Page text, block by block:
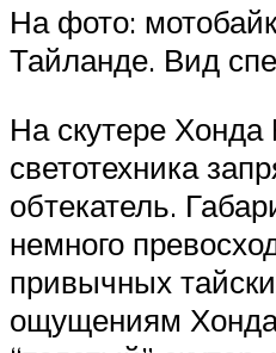
На фото:
Тайланде. Вид
На скутере Хонда
светотехника
обтекатель.
немного
привычных
ощущениям